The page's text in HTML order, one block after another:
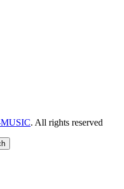
. All rights reserved